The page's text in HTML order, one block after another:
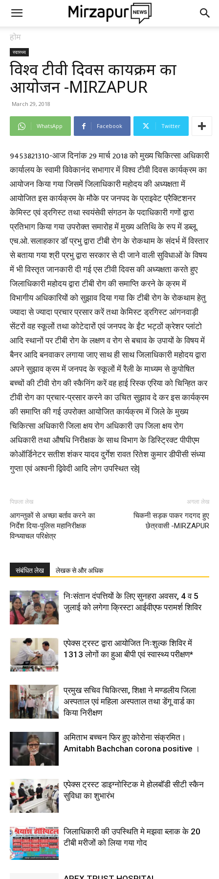
होम
स्वास्थ्य
विश्व टीवी दिवस कार्यक्रम का
आयोजन -MIRZAPUR
March 29, 2018
WhatsApp Facebook Twitter
9453821310-आज दिनांक 29 मार्च 2018 को मुख्य चिकित्सा अधिकारी
कार्यालय के स्वामी विवेकानंद सभागार में विश्व टीवी दिवस कार्यक्रम का
आयोजन किया गया जिसमें जिलाधिकारी महोदय की अध्यक्षता में
आयोजित इस कार्यक्रम के मौके पर जनपद के प्राइवेट प्रैक्टिशनर
केमिस्ट एवं ड्रगिस्ट तथा स्वयंसेवी संगठन के पदाधिकारी गणों द्वारा
प्रतिभाग किया गया उपरोक्त समारोह में मुख्य अतिथि के रुप में डब्लू.
एच.ओ. सलाहकार डॉ प्रभु द्वारा टीबी रोग के रोकथाम के संदर्भ में विस्तार
से बताया गया श्री प्रभु द्वारा सरकार से दी जाने वाली सुविधाओं के विषय
में भी विस्तृत जानकारी दी गई एस टीवी दिवस की अध्यक्षता करते हुए
जिलाधिकारी महोदय द्वारा टीबी रोग की समाप्ति करने के क्रम में
विभागीय अधिकारियों को सुझाव दिया गया कि टीबी रोग के रोकथाम हेतु
ज्यादा से ज्यादा प्रचार प्रसार करें तथा केमिस्ट ड्रगिस्ट आंगनवाड़ी
सेंटरों वह स्कूलों तथा कोटेदारों एवं जनपद के ईंट भट्ठों क्रेशर प्लांटो
आदि स्थानों पर टीबी रोग के लक्षण व रोग से बचाव के उपायों के विषय में
बैनर आदि बनवाकर लगाया जाए साथ ही साथ जिलाधिकारी महोदय द्वारा
अपने सुझाव क्रम में जनपद के स्कूलों में रैली के माध्यम से कुपोषित
बच्चों की टीवी रोग की स्कैनिंग करें वह हाई रिस्क एरिया को चिन्हित कर
टीवी रोग का प्रचार-प्रसार करने का उचित सुझाव दे कर इस कार्यक्रम
की समाप्ति की गई उपरोक्त आयोजित कार्यक्रम में जिले के मुख्य
चिकित्सा अधिकारी जिला क्षय रोग अधिकारी उप जिला क्षय रोग
अधिकारी तथा औषधि निरीक्षक के साथ विभाग के डिस्ट्रिक्ट पीपीएम
कोऑर्डिनेटर सतीश शंकर यादव दुर्गेश रावत रितेश कुमार डीपीसी संध्या
गुप्ता एवं अश्वनी द्विवेदी आदि लोग उपस्थित रहे|
पिछला लेख
आगन्तुकों से अच्छा बर्ताव करने का
निर्देश दिया-पुलिस महानिरीक्षक
विन्ध्याचल परिक्षेत्र
अगला लेख
चिकनी सड़क पाकर गदगद हुए
छेत्रवासी -MIRZAPUR
संबंधित लेख लेखक से और अधिक
निःसंतान दंपत्तियों के लिए सुनहरा अवसर, 4 व 5
जुलाई को लगेगा क्रिस्टा आईवीएफ परामर्श शिविर
एपेक्स ट्रस्ट द्वारा आयोजित निःशुल्क शिविर में
1313 लोगों का हुआ बीपी एवं स्वास्थ्य परीक्षण*
प्रमुख सचिव चिकित्सा, शिक्षा ने मण्डलीय जिला
अस्पताल एवं महिला अस्पताल तथा डेंगू वार्ड का
किया निरीक्षण
अमिताभ बच्चन फिर हुए कोरोना संक्रमित।
Amitabh Bachchan corona positive ।
एपेक्स ट्रस्ट डाइग्नोस्टिक मे होलबॉडी सीटी स्कैन
सुविधा का शुभारंभ
जिलाधिकारी की उपस्थिति मे मझवा ब्लाक के 20
टीबी मरीजों को लिया गया गोद